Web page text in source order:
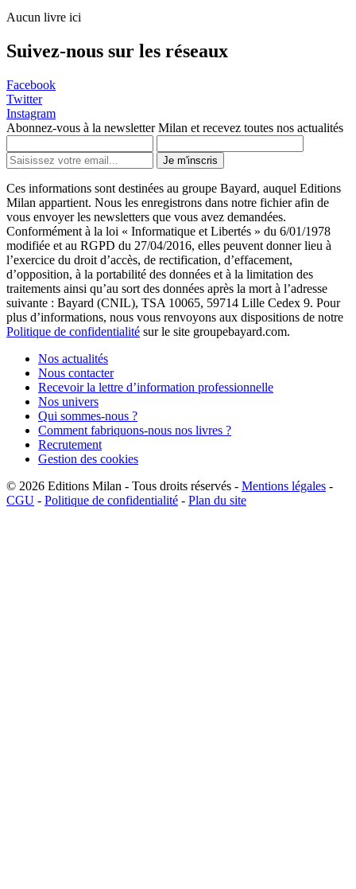
Aucun livre ici
Suivez-nous sur les réseaux
Facebook
Twitter
Instagram
Abonnez-vous à la newsletter Milan et recevez toutes nos actualités
Je m'inscris
Ces informations sont destinées au groupe Bayard, auquel Editions
Milan appartient. Nous les enregistrons dans notre fichier afin de
vous envoyer les newsletters que vous avez demandées.
Conformément à la loi « Informatique et Libertés » du 6/01/1978
modifiée et au RGPD du 27/04/2016, elles peuvent donner lieu à
l’exercice du droit d’accès, de rectification, d’effacement,
d’opposition, à la portabilité des données et à la limitation des
traitements ainsi qu’au sort des données après la mort à l’adresse
suivante : Bayard (CNIL), TSA 10065, 59714 Lille Cedex 9. Pour
plus d’informations, nous vous renvoyons aux dispositions de notre
Politique de confidentialité sur le site groupebayard.com.
Nos actualités
Nous contacter
Recevoir la lettre d’information professionnelle
Nos univers
Qui sommes-nous ?
Comment fabriquons-nous nos livres ?
Recrutement
Gestion des cookies
© 2026 Editions Milan - Tous droits réservés - Mentions légales -
CGU - Politique de confidentialité - Plan du site